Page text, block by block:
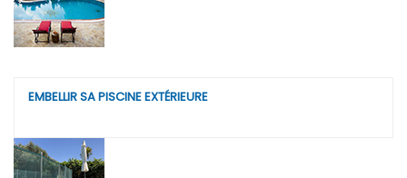
EMBELLIR SA PISCINE EXTÉRIEURE